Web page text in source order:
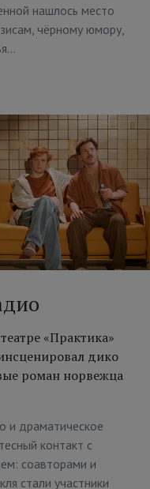
нашлось место
чёрному юмору,
«Практика»
дико
роман норвежца
и драматическое
контакт с
соавторами и
стали участники